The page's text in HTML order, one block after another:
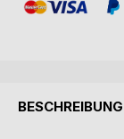
BESCHREIBUNG